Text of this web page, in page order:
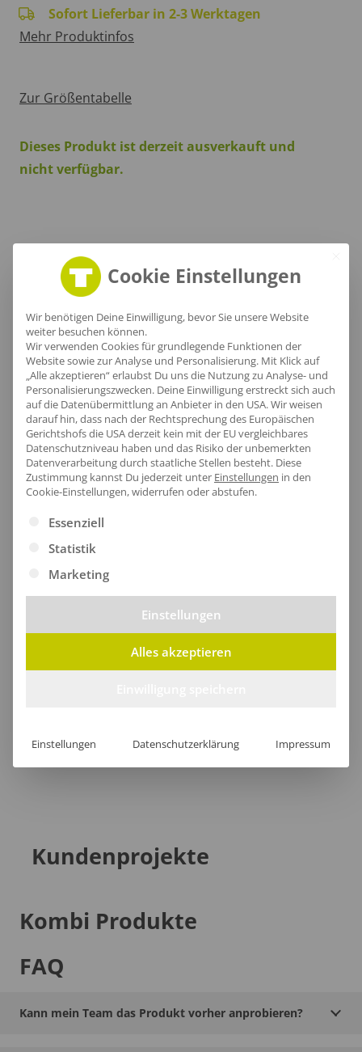
Sofort Lieferbar in 2-3 Werktagen
Mehr Produktinfos
Zur Größentabelle
Dieses Produkt ist derzeit ausverkauft und
nicht verfügbar.
Produktinfo
Artikel-Nr.:NE90051
Geschlecht:Unisex
Obermaterial:100% Baumwolle
Grammatur:300 g/m²
Pflegehinweis:40 °C waschbar|Bügeln
erlaubt|Trockner geeignet
Zertifikate: Bio-Baumwolle|EU Ecolabel|Faire
Arbeitsbedingungen|Fairtrade-zertifizierte
Baumwolle|Oeko-Tex 100|SA8000
Größentabelle
Lieferzeit
[jgm-review-widget]
Kundenprojekte
Kombi Produkte
FAQ
Kann mein Team das Produkt vorher anprobieren?
Cookie Einstellungen
Wir benötigen Deine Einwilligung, bevor Sie unsere Website
weiter besuchen können.
Wir verwenden Cookies für grundlegende Funktionen der
Website sowie zur Analyse und Personalisierung. Mit Klick auf
„Alle akzeptieren“ erlaubst Du uns die Nutzung zu Analyse- und
Personalisierungszwecken. Deine Einwilligung erstreckt sich auch
auf die Datenübermittlung an Anbieter in den USA. Wir weisen
darauf hin, dass nach der Rechtsprechung des Europäischen
Gerichtshofs die USA derzeit kein mit der EU vergleichbares
Datenschutzniveau haben und das Risiko der unbemerkten
Datenverarbeitung durch staatliche Stellen besteht. Diese
Zustimmung kannst Du jederzeit unter Einstellungen in den
Cookie-Einstellungen, widerrufen oder abstufen.
Es folgt eine Liste der Service-Gruppen, für die eine
Essenziell
Statistik
Marketing
Einstellungen
Alles akzeptieren
Einstellungen Datenschutzerklärung Impressum